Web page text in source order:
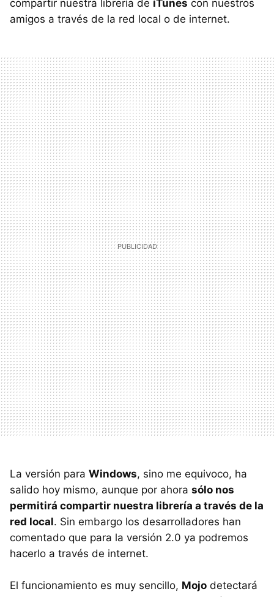
compartir nuestra librería de iTunes con nuestros
amigos a través de la red local o de internet.
La versión para Windows, sino me equivoco, ha
salido hoy mismo, aunque por ahora sólo nos
permitirá compartir nuestra librería a través de la
red local. Sin embargo los desarrolladores han
comentado que para la versión 2.0 ya podremos
hacerlo a través de internet.
El funcionamiento es muy sencillo, Mojo detectará